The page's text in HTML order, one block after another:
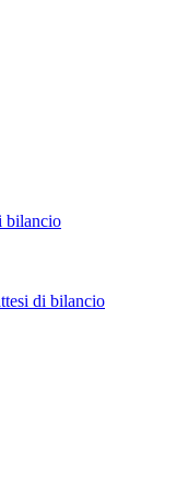
bilancio
di bilancio